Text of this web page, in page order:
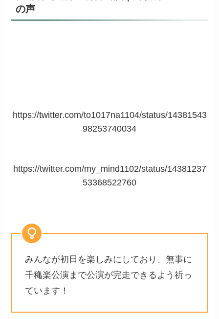
の声
https://twitter.com/to1017na1104/status/14381543
98253740034
https://twitter.com/my_mind1102/status/14381237
53368522760
みんなが初日を楽しみにしており、無事に
千穐楽公演まで公演が完走できるよう祈っ
ています！